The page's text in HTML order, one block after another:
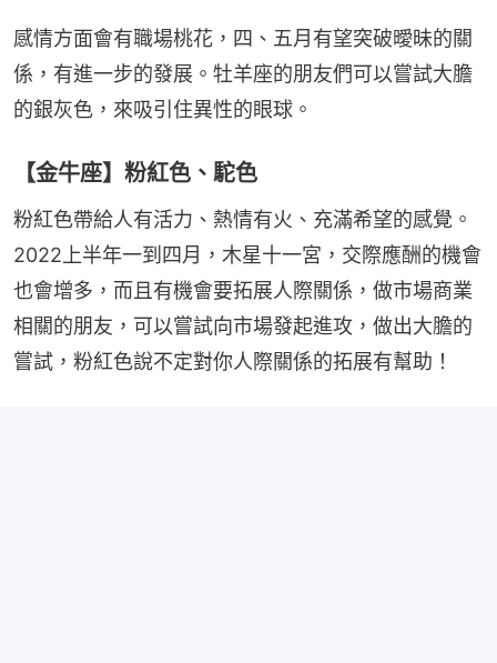
感情方面會有職場桃花，四、五月有望突破曖昧的關
係，有進一步的發展。牡羊座的朋友們可以嘗試大膽
的銀灰色，來吸引住異性的眼球。
【金牛座】粉紅色、駝色
粉紅色帶給人有活力、熱情有火、充滿希望的感覺。
2022上半年一到四月，木星十一宮，交際應酬的機會
也會增多，而且有機會要拓展人際關係，做市場商業
相關的朋友，可以嘗試向市場發起進攻，做出大膽的
嘗試，粉紅色說不定對你人際關係的拓展有幫助！